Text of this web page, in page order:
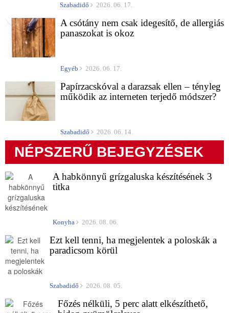
Szabadidő 2026. 06. 17.
A csótány nem csak idegesítő, de allergiás
panaszokat is okoz
Egyéb 2026. 06. 17.
Papírzacskóval a darazsak ellen – tényleg
működik az interneten terjedő módszer?
Szabadidő 2026. 06. 14.
NÉPSZERŰ BEJEGYZÉSEK
A habkönnyű grízgaluska készítésének 3
titka
Konyha 2026. 08. 06.
Ezt kell tenni, ha megjelentek a poloskák a
paradicsom körül
Szabadidő 2026. 08. 05.
Főzés nélküli, 5 perc alatt elkészíthető,